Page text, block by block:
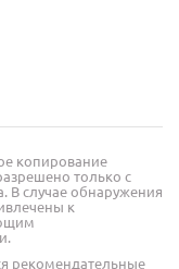
копирование
только с
В случае обнаружения
к
рекомендательные